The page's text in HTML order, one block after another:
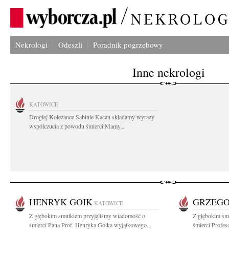
Nekrologi Odeszli Poradnik pogrzebowy
Inne nekrologi
KATOWICE
Drogiej Koleżance Sabinie Kacan składamy wyrazy
współczucia z powodu śmierci Mamy...
HENRYK GOIK KATOWICE
Z głębokim smutkiem przyjęliśmy wiadomość o
śmierci Pana Prof. Henryka Goika wyjątkowego...
Z głębokim
śmierci